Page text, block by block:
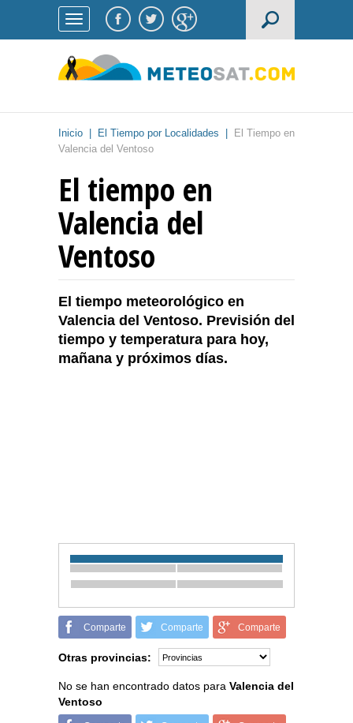
Inicio El Tiempo por Localidades
El Tiempo en
Valencia del Ventoso
El tiempo en
Valencia del
Ventoso
El tiempo meteorológico en
Valencia del Ventoso. Previsión del
tiempo y temperatura para hoy,
mañana y próximos días.
Comparte Comparte Comparte
Otras provincias:
No se han encontrado datos para Valencia del
Ventoso